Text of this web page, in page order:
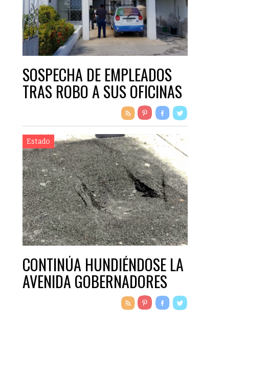
SOSPECHA DE EMPLEADOS
TRAS ROBO A SUS OFICINAS
Estado
CONTINÚA HUNDIÉNDOSE LA
AVENIDA GOBERNADORES